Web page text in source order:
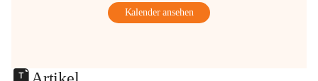
Kalender ansehen